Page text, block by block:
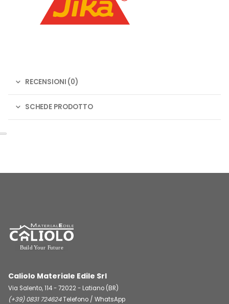
RECENSIONI (0)
SCHEDE PRODOTTO
Caliolo Materiale Edile Srl
Via Salento, 114 - 72022 - Latiano (BR)
(+39) 0831 724624Telefono / WhatsApp